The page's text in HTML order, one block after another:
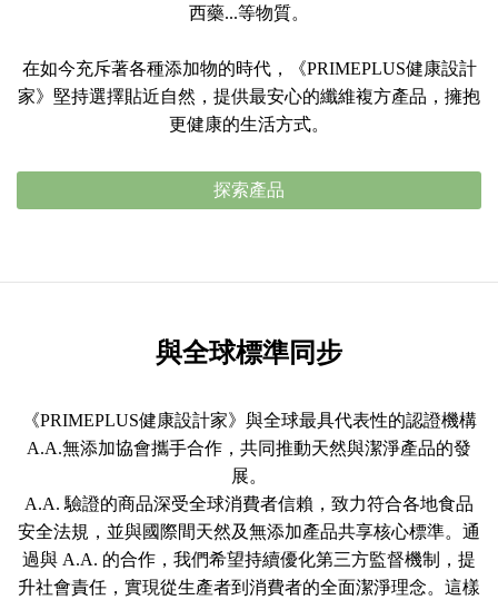
西藥...等物質。
在如今充斥著各種添加物的時代，《PRIMEPLUS健康設計
家》堅持選擇貼近自然，提供最安心的纖維複方產品，擁抱
更健康的生活方式。
探索產品
與全球標準同步
《PRIMEPLUS健康設計家》與全球最具代表性的認證機構
A.A.無添加協會攜手合作，共同推動天然與潔淨產品的發
展。
A.A. 驗證的商品深受全球消費者信賴，致力符合各地食品
安全法規，並與國際間天然及無添加產品共享核心標準。通
過與 A.A. 的合作，我們希望持續優化第三方監督機制，提
升社會責任，實現從生產者到消費者的全面潔淨理念。這樣